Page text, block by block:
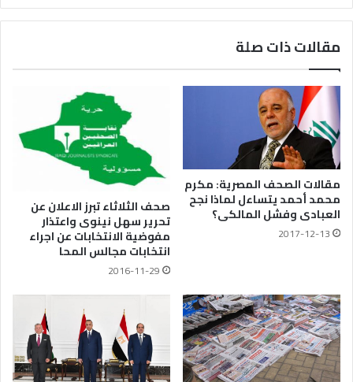
مقالات ذات صلة
مقالات الصحف المصرية: مكرم
محمد أحمد يتساءل لماذا نجح
العبادى وفشل المالكى؟
2017-12-13
صحف الثلاثاء تبرز الاعلان عن
تحرير سهل نينوى واعتذار
مفوضية الانتخابات عن اجراء
انتخابات مجالس المحا
2016-11-29